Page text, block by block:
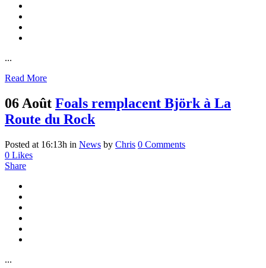
...
Read More
06 Août Foals remplacent Björk à La
Route du Rock
Posted at 16:13h in News by Chris 0 Comments
0 Likes
Share
...